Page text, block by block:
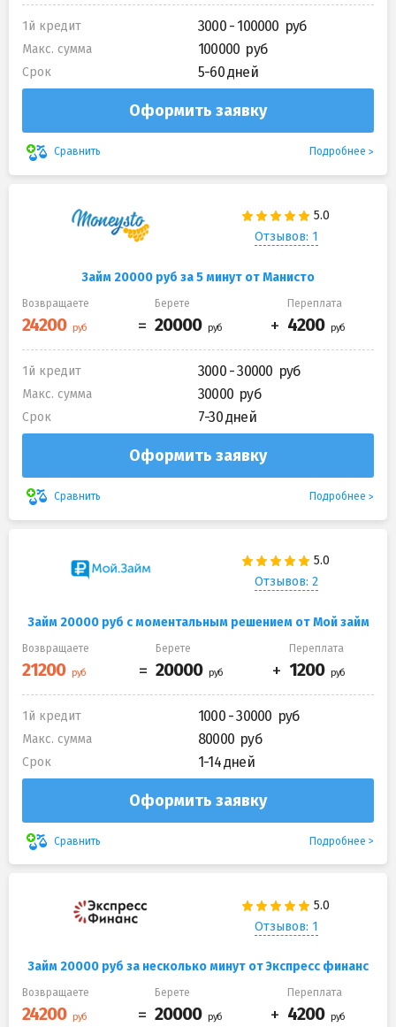
1й кредит 3000 - 100000
Макс. сумма 100000
Срок 5-60 дней
Оформить заявку
Сравнить Подробнее
Отзывов: 1
Займ 20000 руб за 5 минут от Манисто
Возвращаете Берете Переплата
1й кредит 3000 - 30000
Макс. сумма 30000
Срок 7-30 дней
Оформить заявку
Сравнить Подробнее
Отзывов: 2
Займ 20000 руб с моментальным решением от Мой займ
Возвращаете Берете Переплата
1й кредит 1000 - 30000
Макс. сумма 80000
Срок 1-14 дней
Оформить заявку
Сравнить Подробнее
Отзывов: 1
Займ 20000 руб за несколько минут от Экспресс финанс
Возвращаете Берете Переплата